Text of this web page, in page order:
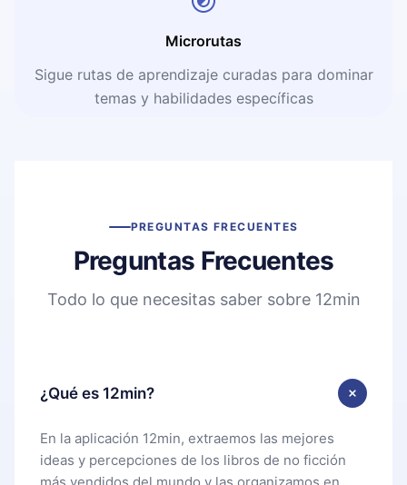
Microrutas
Sigue rutas de aprendizaje curadas para dominar
temas y habilidades específicas
PREGUNTAS FRECUENTES
Preguntas Frecuentes
Todo lo que necesitas saber sobre 12min
¿Qué es 12min?
En la aplicación 12min, extraemos las mejores
ideas y percepciones de los libros de no ficción